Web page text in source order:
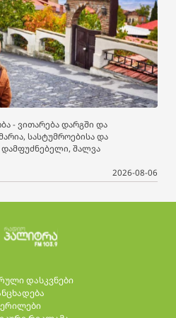
- ვითარება დარგში და
სასტუმროებისა და
შალვა
2026-08-06
დასკვნები